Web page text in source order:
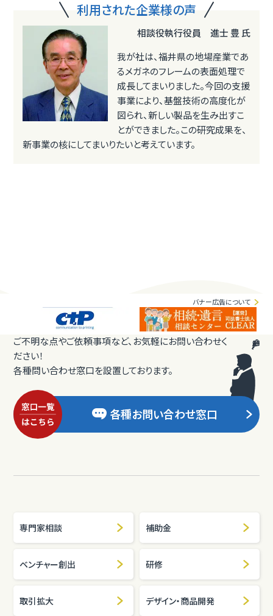
利用された企業様の声
相談役執行役員 進士 豊 氏
我が社は、福井県の地場産業であ
るメガネのフレームの表面処理で
成長してまいりました。今回の支援
事業により、基盤技術の高度化が
図られ、新しい製品を生み出すこ
とができました。この研究成果を、
新事業の核にしてまいりたいと考えています。
バナー広告について
ご不明な点やご依頼事項など、お気軽にお問い合わせく
ださい！
各種問い合わせ窓口を設置しております。
各種お問い合わせ窓口
専門家相談 補助金
ベンチャー創出 研修
取引拡大 デザイン・商品開発